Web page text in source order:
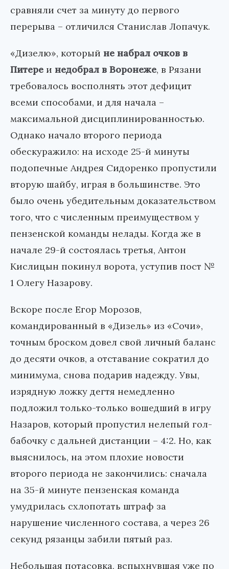
сравняли счет за минуту до первого
перерыва – отличился Станислав Лопачук.
«Дизелю», который не набрал очков в
Питере и недобрал в Воронеже, в Рязани
требовалось восполнять этот дефицит
всеми способами, и для начала –
максимальной дисциплинированностью.
Однако начало второго периода
обескуражило: на исходе 25-й минуты
подопечные Андрея Сидоренко пропустили
вторую шайбу, играя в большинстве. Это
было очень убедительным доказательством
того, что с численным преимуществом у
пензенской команды нелады. Когда же в
начале 29-й состоялась третья, Антон
Кислицын покинул ворота, уступив пост №
1 Олегу Назарову.
Вскоре после Егор Морозов,
командированный в «Дизель» из «Сочи»,
точным броском довел свой личный баланс
до десяти очков, а отставание сократил до
минимума, снова подарив надежду. Увы,
изрядную ложку дегтя немедленно
подложил только-только вошедший в игру
Назаров, который пропустил нелепый гол-
бабочку с дальней дистанции – 4:2. Но, как
выяснилось, на этом плохие новости
второго периода не закончились: сначала
на 35-й минуте пензенская команда
умудрилась схлопотать штраф за
нарушение численного состава, а через 26
секунд рязанцы забили пятый раз.
Небольшая потасовка, вспыхнувшая уже по